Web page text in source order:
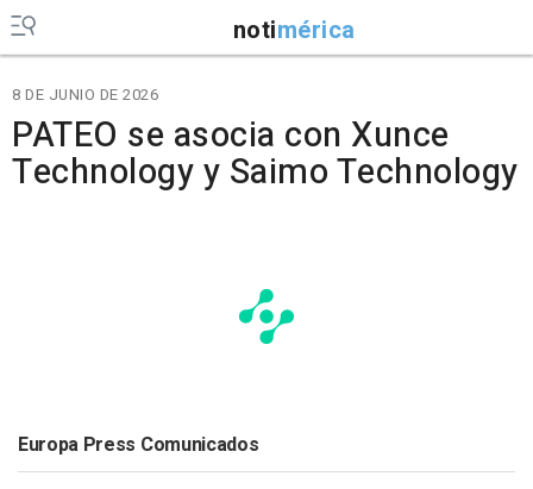
notimérica
8 DE JUNIO DE 2026
PATEO se asocia con Xunce
Technology y Saimo Technology
Europa Press Comunicados